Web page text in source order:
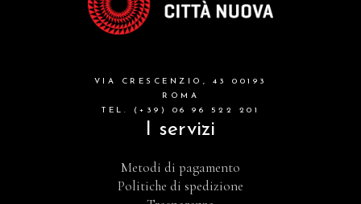
VIA CRESCENZIO, 43 00193
ROMA
TEL. (+39) 06 96 522 201
I servizi
Metodi di pagamento
Politiche di spedizione